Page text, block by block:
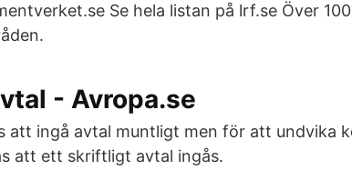
Se hela listan på lrf.se Över
- Avropa.se
att ingå avtal muntligt men för att undvika
att ett skriftligt avtal ingås.